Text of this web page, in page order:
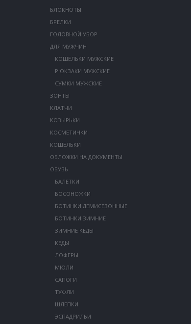
БЛОКНОТЫ
БРЕЛКИ
ГОЛОВНОЙ УБОР
ДЛЯ МУЖЧИН
КОШЕЛЬКИ МУЖСКИЕ
РЮКЗАКИ МУЖСКИЕ
СУМКИ МУЖСКИЕ
ЗОНТЫ
КЛАТЧИ
КОЗЫРЬКИ
КОСМЕТИЧКИ
КОШЕЛЬКИ
ОБЛОЖКИ НА ДОКУМЕНТЫ
ОБУВЬ
БАЛЕТКИ
БОСОНОЖКИ
БОТИНКИ ДЕМИСЕЗОННЫЕ
БОТИНКИ ЗИМНИЕ
ЗИМНИЕ КЕДЫ
КЕДЫ
ЛОФЕРЫ
МЮЛИ
САПОГИ
ТУФЛИ
ШЛЕПКИ
ЭСПАДРИЛЬИ